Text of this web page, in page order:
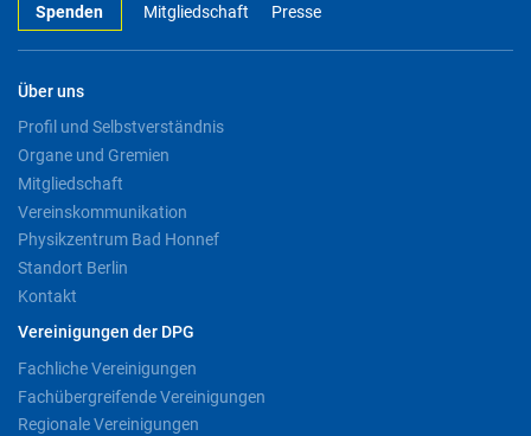
Spenden Mitgliedschaft Presse
Über uns
Profil und Selbstverständnis
Organe und Gremien
Mitgliedschaft
Vereinskommunikation
Physikzentrum Bad Honnef
Standort Berlin
Kontakt
Vereinigungen der DPG
Fachliche Vereinigungen
Fachübergreifende Vereinigungen
Regionale Vereinigungen